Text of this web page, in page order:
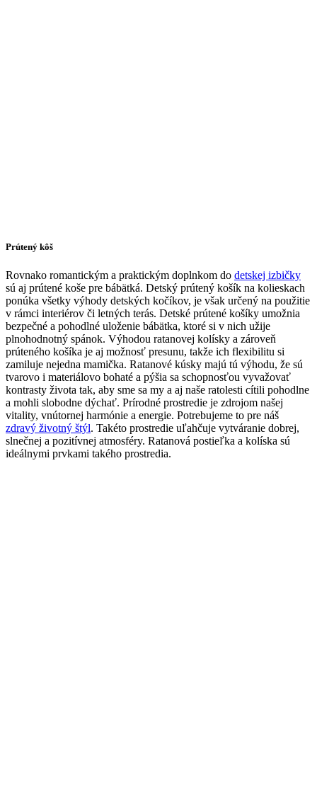
Prútený kôš
Rovnako romantickým a praktickým doplnkom do detskej izbičky
sú aj prútené koše pre bábätká. Detský prútený košík na kolieskach
ponúka všetky výhody detských kočíkov, je však určený na použitie
v rámci interiérov či letných terás. Detské prútené košíky umožnia
bezpečné a pohodlné uloženie bábätka, ktoré si v nich užije
plnohodnotný spánok. Výhodou ratanovej kolísky a zároveň
prúteného košíka je aj možnosť presunu, takže ich flexibilitu si
zamiluje nejedna mamička. Ratanové kúsky majú tú výhodu, že sú
tvarovo i materiálovo bohaté a pýšia sa schopnosťou vyvažovať
kontrasty života tak, aby sme sa my a aj naše ratolesti cítili pohodlne
a mohli slobodne dýchať. Prírodné prostredie je zdrojom našej
vitality, vnútornej harmónie a energie. Potrebujeme to pre náš
zdravý životný štýl. Takéto prostredie uľahčuje vytváranie dobrej,
slnečnej a pozitívnej atmosféry. Ratanová postieľka a kolíska sú
ideálnymi prvkami takého prostredia.